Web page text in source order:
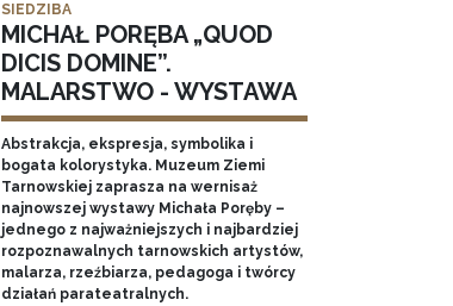
SIEDZIBA
MICHAŁ PORĘBA „QUOD
DICIS DOMINE”.
MALARSTWO - WYSTAWA
Abstrakcja, ekspresja, symbolika i
bogata kolorystyka. Muzeum Ziemi
Tarnowskiej zaprasza na wernisaż
najnowszej wystawy Michała Poręby –
jednego z najważniejszych i najbardziej
rozpoznawalnych tarnowskich artystów,
malarza, rzeźbiarza, pedagoga i twórcy
działań parateatralnych.